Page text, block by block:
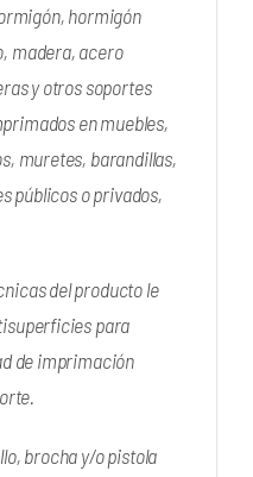
hormigón
madera, acero
y otros soportes
en muebles,
muretes, barandillas,
públicos o privados,
del producto le
para
de imprimación
brocha y/o pistola